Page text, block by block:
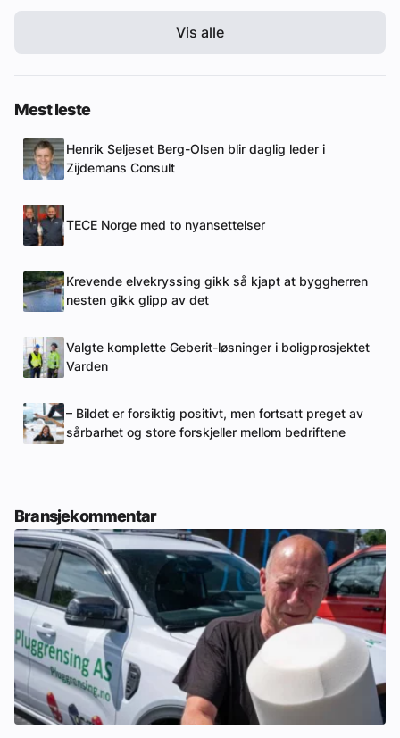
Vis alle
Mest leste
Henrik Seljeset Berg-Olsen blir daglig leder i
Zijdemans Consult
TECE Norge med to nyansettelser
Krevende elvekryssing gikk så kjapt at byggherren
nesten gikk glipp av det
Valgte komplette Geberit-løsninger i boligprosjektet
Varden
– Bildet er forsiktig positivt, men fortsatt preget av
sårbarhet og store forskjeller mellom bedriftene
Bransjekommentar